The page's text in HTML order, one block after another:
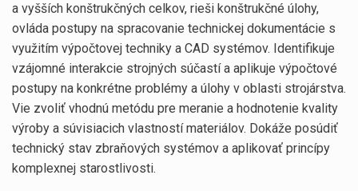
a vyšších konštrukčných celkov, rieši konštrukčné úlohy,
ovláda postupy na spracovanie technickej dokumentácie s
využitím výpočtovej techniky a CAD systémov. Identifikuje
vzájomné interakcie strojných súčastí a aplikuje výpočtové
postupy na konkrétne problémy a úlohy v oblasti strojárstva.
Vie zvoliť vhodnú metódu pre meranie a hodnotenie kvality
výroby a súvisiacich vlastností materiálov. Dokáže posúdiť
technický stav zbraňových systémov a aplikovať princípy
komplexnej starostlivosti.